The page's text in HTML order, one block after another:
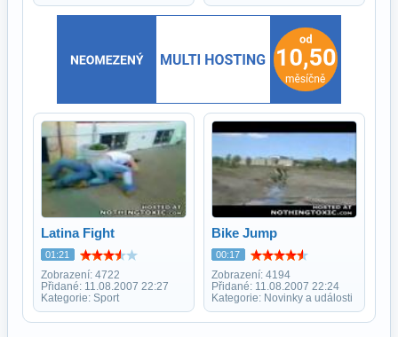
Latina Fight
01:21
Zobrazení: 4722
Přidané: 11.08.2007 22:27
Kategorie: Sport
Bike Jump
00:17
Zobrazení: 4194
Přidané: 11.08.2007 22:24
Kategorie: Novinky a události